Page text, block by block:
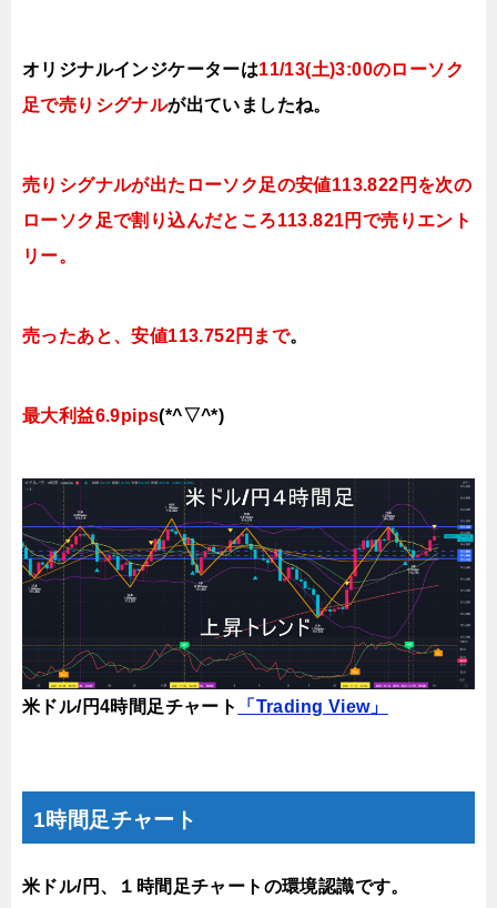
オリジナルインジケーターは11/13(土)3:00のローソク
足で売り シグナルが出ていましたね。
売りシグナルが出たローソク足の安値113.822円を次の
ローソク足で割り込んだところ113.821円で売りエント
リー。
売ったあと、安値113.752円まで。
最大利益6.9pips(*^▽^*)
米ドル/円4時間足チャート 「Trading View」
1時間足チャート
米ドル/円、１時間足チャートの環境認識です。